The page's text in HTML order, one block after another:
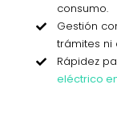
consumo.
Gestión
trámites ni
Rápidez
eléctrico